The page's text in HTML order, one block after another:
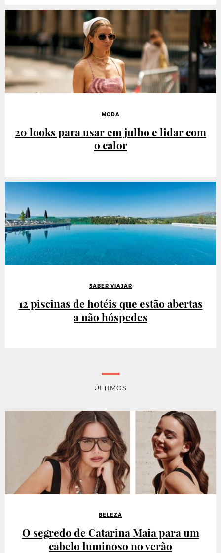
MODA
20 looks para usar em julho e lidar com
o calor
SABER VIAJAR
12 piscinas de hotéis que estão abertas
a não hóspedes
ÚLTIMOS
BELEZA
O segredo de Catarina Maia para um
cabelo luminoso no verão